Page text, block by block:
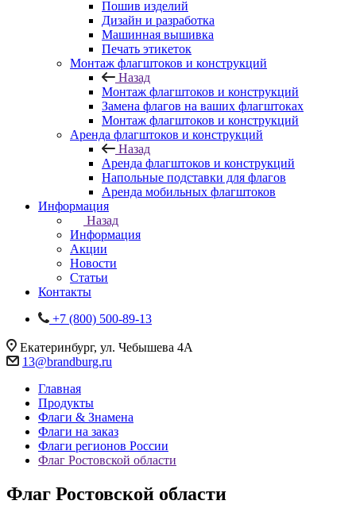
Пошив изделий
Дизайн и разработка
Машинная вышивка
Печать этикеток
Монтаж флагштоков и конструкций
Назад
Монтаж флагштоков и конструкций
Замена флагов на ваших флагштоках
Монтаж флагштоков и конструкций
Аренда флагштоков и конструкций
Назад
Аренда флагштоков и конструкций
Напольные подставки для флагов
Аренда мобильных флагштоков
Информация
Назад
Информация
Акции
Новости
Статьи
Контакты
+7 (800) 500-89-13
Екатеринбург, ул. Чебышева 4А
13@brandburg.ru
Главная
Продукты
Флаги & Знамена
Флаги на заказ
Флаги регионов России
Флаг Ростовской области
Флаг Ростовской области